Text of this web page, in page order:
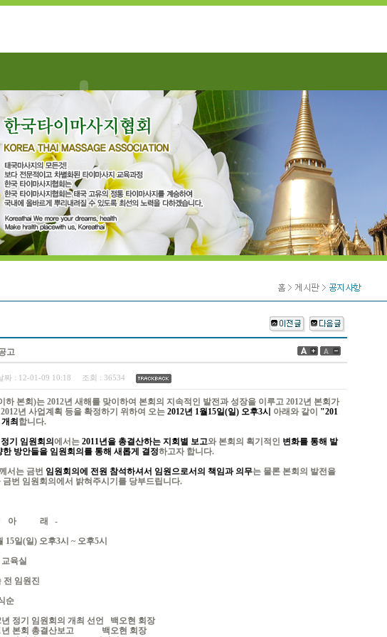
고
짜 : 12-01-09 10:18 조회 : 36534
하 본회)는 2012년 새해를 맞이하여 본회의 지속적인 발전과 성장을 이루고 2012년 본회가
년 사업계획 등을 확정하기 위하여 오는 2012년 1월15일(일) 오후3시 아래와 같이 "201
최 합니다.
기 임원회의 에서는 2011년을 총결산하는 지회별 보고와 본회의 획기적인 변화를 통해 발
방안들을 임원회의를 통해 새롭게 결정하고자 합니다.
서는 금번 임원회의에 전원 참석하셔서 임원으로서의 책임과 의무는 물론 본회의 발전을
금번 임원회의에서 밝혀주시기를 당부드립니다.
-
15일(일) 오후3시 ~ 오후5시
육실
전 임원진
순
임원회의 개최 선언 백오현 회장
회 총결산보고 백오현 회장